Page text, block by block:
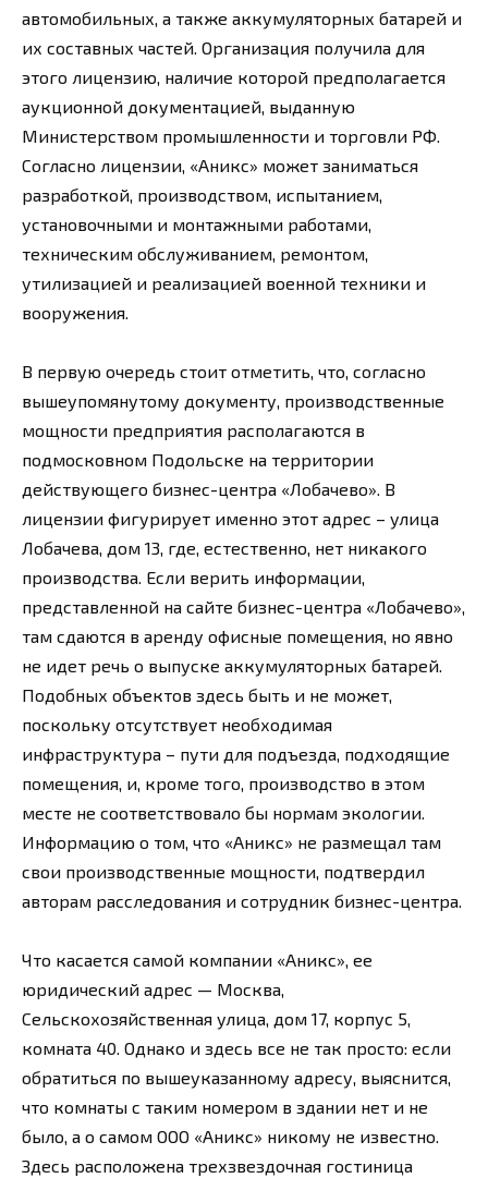
автомобильных, а также аккумуляторных батарей и
их составных частей. Организация получила для
этого лицензию, наличие которой предполагается
аукционной документацией, выданную
Министерством промышленности и торговли РФ.
Согласно лицензии, «Аникс» может заниматься
разработкой, производством, испытанием,
установочными и монтажными работами,
техническим обслуживанием, ремонтом,
утилизацией и реализацией военной техники и
вооружения.
В первую очередь стоит отметить, что, согласно
вышеупомянутому документу, производственные
мощности предприятия располагаются в
подмосковном Подольске на территории
действующего бизнес-центра «Лобачево». В
лицензии фигурирует именно этот адрес – улица
Лобачева, дом 13, где, естественно, нет никакого
производства. Если верить информации,
представленной на сайте бизнес-центра «Лобачево»,
там сдаются в аренду офисные помещения, но явно
не идет речь о выпуске аккумуляторных батарей.
Подобных объектов здесь быть и не может,
поскольку отсутствует необходимая
инфраструктура – пути для подъезда, подходящие
помещения, и, кроме того, производство в этом
месте не соответствовало бы нормам экологии.
Информацию о том, что «Аникс» не размещал там
свои производственные мощности, подтвердил
авторам расследования и сотрудник бизнес-центра.
Что касается самой компании «Аникс», ее
юридический адрес — Москва,
Сельскохозяйственная улица, дом 17, корпус 5,
комната 40. Однако и здесь все не так просто: если
обратиться по вышеуказанному адресу, выяснится,
что комнаты с таким номером в здании нет и не
было, а о самом ООО «Аникс» никому не известно.
Здесь расположена трехзвездочная гостиница